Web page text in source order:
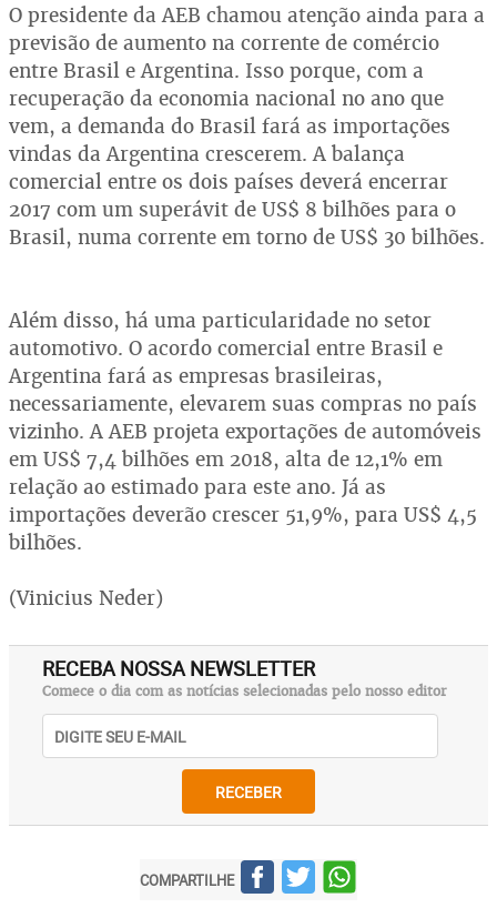
O presidente da AEB chamou atenção ainda para a
previsão de aumento na corrente de comércio
entre Brasil e Argentina. Isso porque, com a
recuperação da economia nacional no ano que
vem, a demanda do Brasil fará as importações
vindas da Argentina crescerem. A balança
comercial entre os dois países deverá encerrar
2017 com um superávit de US$ 8 bilhões para o
Brasil, numa corrente em torno de US$ 30 bilhões.
Além disso, há uma particularidade no setor
automotivo. O acordo comercial entre Brasil e
Argentina fará as empresas brasileiras,
necessariamente, elevarem suas compras no país
vizinho. A AEB projeta exportações de automóveis
em US$ 7,4 bilhões em 2018, alta de 12,1% em
relação ao estimado para este ano. Já as
importações deverão crescer 51,9%, para US$ 4,5
bilhões.
(Vinicius Neder)
RECEBA NOSSA NEWSLETTER
Comece o dia com as notícias selecionadas pelo nosso editor
RECEBER
COMPARTILHE